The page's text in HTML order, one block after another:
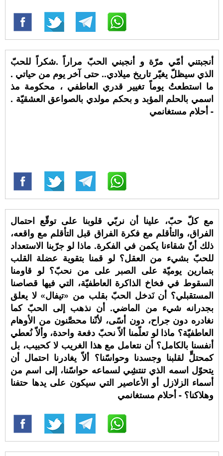
أنجبتني أمّي مرّة و أنجبني الحبّ مراراً .شكراً للحبّ
الذي سيظلّ يغيّر تاريخ ميلادي.. حتى آخر يوم من حياتي .
ما استطعتُ يوماً تغيير قدري العاطفي ، محكومة مذ
اسمي بالحلم المؤبد و بحكم مولدي بالصواعق العشقيّة .
- أحلام مستغانمي
مع كلّ حبّ، علينا أن نربّي قلوبنا على توقّع احتمال
الفراق، والتأقلم مع فكرة الفراق قبل التأقلم مع واقعه،
ذلك أنّ شقاءنا يكمن في الفكرة. ماذا لو جرّبنا الاستعداد
للحبّ بشيء من العقل؟ لو قمنا بتقوية عضلة القلب
بتمارين يوميّة على الصبر على من نحبّ؟ لو قاومنا
السقوط في فخاخ الذاكرة العاطفيّة، التي فيها قصاصنا
المستقبلي؟ أن نَدخل الحبّ بقلب من «تيفال» لا يعلق
بجدرانه شيء من الماضي. أن نذهب إلى الحبّ كما
نغادره دون جراح، دون أسًى، لأنّنا محصَّنون من الأوهام
العاطفيّة؟ ماذا لو تعلّمنا ألاّ نحبّ دفعة واحدة، وألاّ نُعطي
أنفسنا بالكامل؟ أن نتعامل مع هذا الغريب لا كحبيب، بل
كمحتلٍّ لقلبنا وجسدنا وحواسّنا؟ ألاّ يغادرنا احتمال أن
يتحوّل اسمه الذي تنتشِي لسماعه حواسّنا، إلى اسم من
أسماء الزلازل أو الأعاصير التي سيكون على يدها حتفنا
وهلاكنا؟ - أحلام مستغانمي